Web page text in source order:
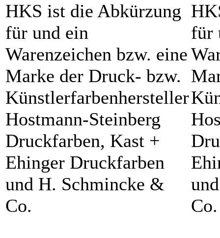
HKS ist die Abkürzung
für und ein
Warenzeichen bzw. eine
Marke der Druck- bzw.
Künstlerfarbenhersteller
Hostmann-Steinberg
Druckfarben, Kast +
Ehinger Druckfarben
und H. Schmincke &
Co.
für
Co.